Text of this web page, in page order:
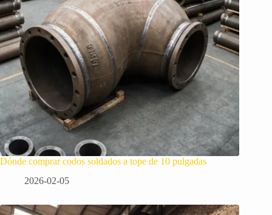
Dónde comprar codos soldados a tope de 10 pulgadas
2026-02-05